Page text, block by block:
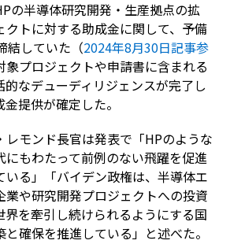
の半導体研究開発・生産拠点の拡
クトに対する助成金に関して、予備
結していた（2024年8月30日記事参
象プロジェクトや申請書に含まれる
なデューディリジェンスが完了し
提供が確定した。
レモンド長官は発表で「HPのような
もわたって前例のない飛躍を促進
いる」「バイデン政権は、半導体エ
業や研究開発プロジェクトへの投資
界を牽引し続けられるようにする国
確保を推進している」と述べた。